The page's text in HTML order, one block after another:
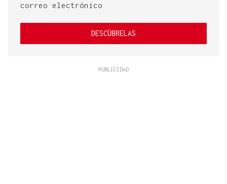
correo electrónico
DESCÚBRELAS